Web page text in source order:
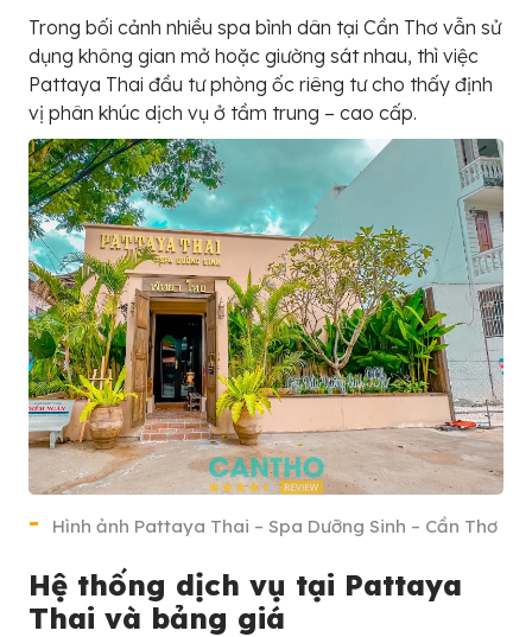
Trong bối cảnh nhiều spa bình dân tại Cần Thơ vẫn sử
dụng không gian mở hoặc giường sát nhau, thì việc
Pattaya Thai đầu tư phòng ốc riêng tư cho thấy định
vị phân khúc dịch vụ ở tầm trung – cao cấp.
Hình ảnh Pattaya Thai – Spa Dưỡng Sinh – Cần Thơ
Hệ thống dịch vụ tại Pattaya
Thai và bảng giá